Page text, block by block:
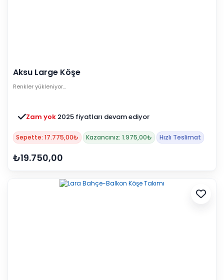
Aksu Large Köşe
Renkler yükleniyor…
Zam yok 2025 fiyatları devam ediyor
Sepette: 17.775,00₺ Kazancınız: 1.975,00₺ Hızlı Teslimat
₺19.750,00